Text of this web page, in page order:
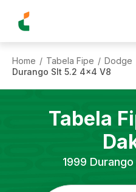
Home / Tabela Fipe / Dodge
Durango Slt 5.2 4x4 V8
Tabela
1999